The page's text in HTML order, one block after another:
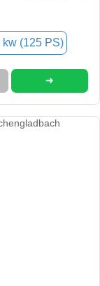
kw (125 PS)
➜